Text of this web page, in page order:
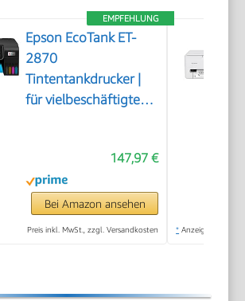
EMPFEHLUNG
Epson EcoTank ET-
2870
Tintentankdrucker |
für vielbeschäftigte
Kopieren, Scannen |
3.7 cm LCD-Display |
inkl. Tinte für bis zu 3
Jahre
147,97 €
Bei Amazon ansehen
Preis inkl. MwSt., zzgl. Versandkosten * Anzeige